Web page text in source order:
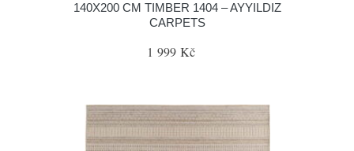
140X200 CM TIMBER 1404 – AYYILDIZ
CARPETS
1 999 Kč